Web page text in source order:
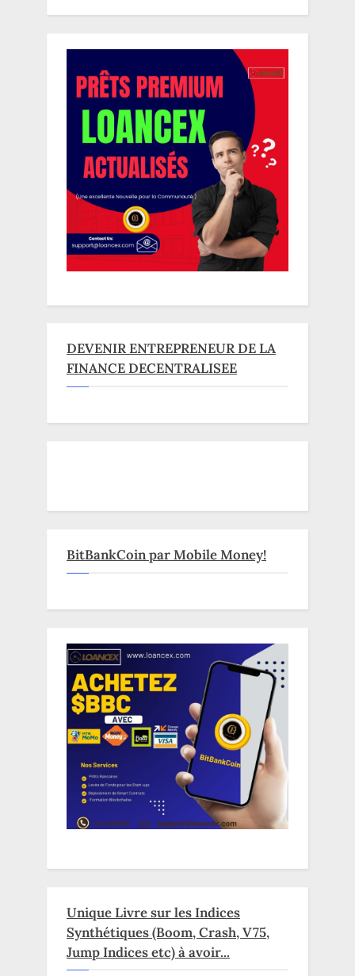
DEVENIR ENTREPRENEUR DE LA
FINANCE DECENTRALISEE
BitBankCoin par Mobile Money!
Unique Livre sur les Indices
Synthétiques (Boom, Crash, V75,
Jump Indices etc) à avoir...